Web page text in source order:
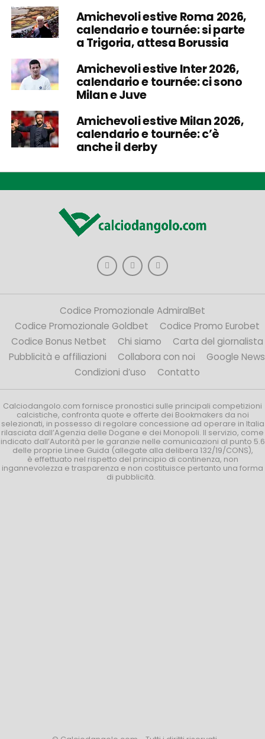
Amichevoli estive Roma 2026,
calendario e tournée: si parte
a Trigoria, attesa Borussia
Amichevoli estive Inter 2026,
calendario e tournée: ci sono
Milan e Juve
Amichevoli estive Milan 2026,
calendario e tournée: c’è
anche il derby
Codice Promozionale AdmiralBet
Codice Promozionale Goldbet
Codice Promo Eurobet
Codice Bonus Netbet
Chi siamo
Carta del giornalista
Pubblicità e affiliazioni
Collabora con noi
Google News
Condizioni d’uso
Contatto
Calciodangolo.com fornisce pronostici sulle principali competizioni
calcistiche, confronta quote e offerte dei Bookmakers da noi
selezionati, in possesso di regolare concessione ad operare in Italia
rilasciata dall’Agenzia delle Dogane e dei Monopoli. Il servizio, come
indicato dall’Autorità per le garanzie nelle comunicazioni al punto 5.6
delle proprie Linee Guida (allegate alla delibera 132/19/CONS),
è effettuato nel rispetto del principio di continenza, non
ingannevolezza e trasparenza e non costituisce pertanto una forma
di pubblicità.